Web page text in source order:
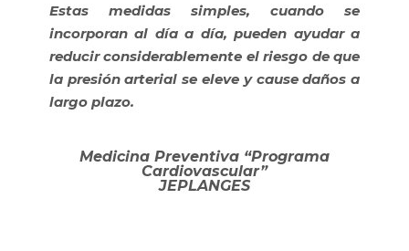
Estas medidas simples, cuando se
incorporan al día a día, pueden ayudar a
reducir considerablemente el riesgo de que
la presión arterial se eleve y cause daños a
largo plazo.
Medicina Preventiva “Programa
Cardiovascular”
JEPLANGES